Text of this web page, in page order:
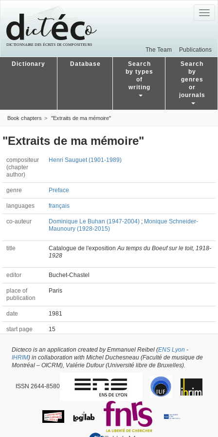
The Team Publications
Dictionary Database
Search
by types
of
writing
Search
by
genres
or
journals
Book chapters "Extraits de ma mémoire"
"Extraits de ma mémoire"
compositeur
(chapter
author)
Henri Sauguet (1901-1989)
genre Preface
languages français
co-auteur Dominique Le Buhan (1947-2004) ; Monique Schneider-
Maunoury (1928-2015)
title Catalogue de l'expositionAu temps du Boeuf sur le toit, 1918-
1928
editor Buchet-Chastel
place of
publication
Paris
date 1981
start page 15
Chapter of a Book #57341 - latest update on 14/04/2023,created on 10/05/2022
Manon Rech
Dicteco is an application created by Emmanuel Reibel (ENS Lyon -
IHRIM) in collaboration with Michel Duchesneau (Faculté de musique de
Montréal – OICRM), Valérie Dufour (Université libre de Bruxelles).
ISSN 2644-8580